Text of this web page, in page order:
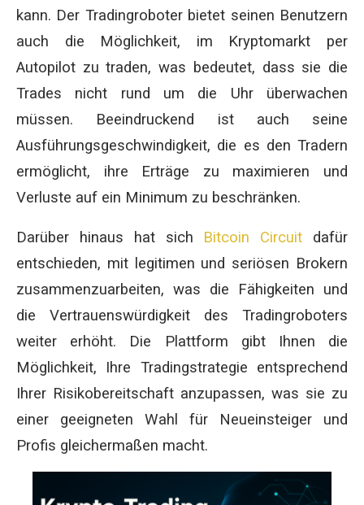
kann. Der Tradingroboter bietet seinen Benutzern
auch die Möglichkeit, im Kryptomarkt per
Autopilot zu traden, was bedeutet, dass sie die
Trades nicht rund um die Uhr überwachen
müssen. Beeindruckend ist auch seine
Ausführungsgeschwindigkeit, die es den Tradern
ermöglicht, ihre Erträge zu maximieren und
Verluste auf ein Minimum zu beschränken.
Darüber hinaus hat sich Bitcoin Circuit dafür
entschieden, mit legitimen und seriösen Brokern
zusammenzuarbeiten, was die Fähigkeiten und
die Vertrauenswürdigkeit des Tradingroboters
weiter erhöht. Die Plattform gibt Ihnen die
Möglichkeit, Ihre Tradingstrategie entsprechend
Ihrer Risikobereitschaft anzupassen, was sie zu
einer geeigneten Wahl für Neueinsteiger und
Profis gleichermaßen macht.